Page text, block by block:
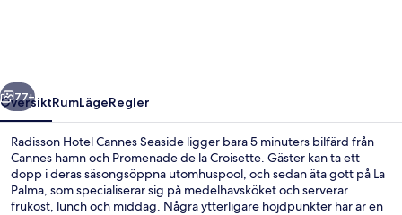
Nästa
77+
ÖversiktRumLägeRegler
Radisson Hotel Cannes Seaside ligger bara 5 minuters bilfärd från
Cannes hamn och Promenade de la Croisette. Gäster kan ta ett
dopp i deras säsongsöppna utomhuspool, och sedan äta gott på La
Palma, som specialiserar sig på medelhavsköket och serverar
frukost, lunch och middag. Några ytterligare höjdpunkter här är en